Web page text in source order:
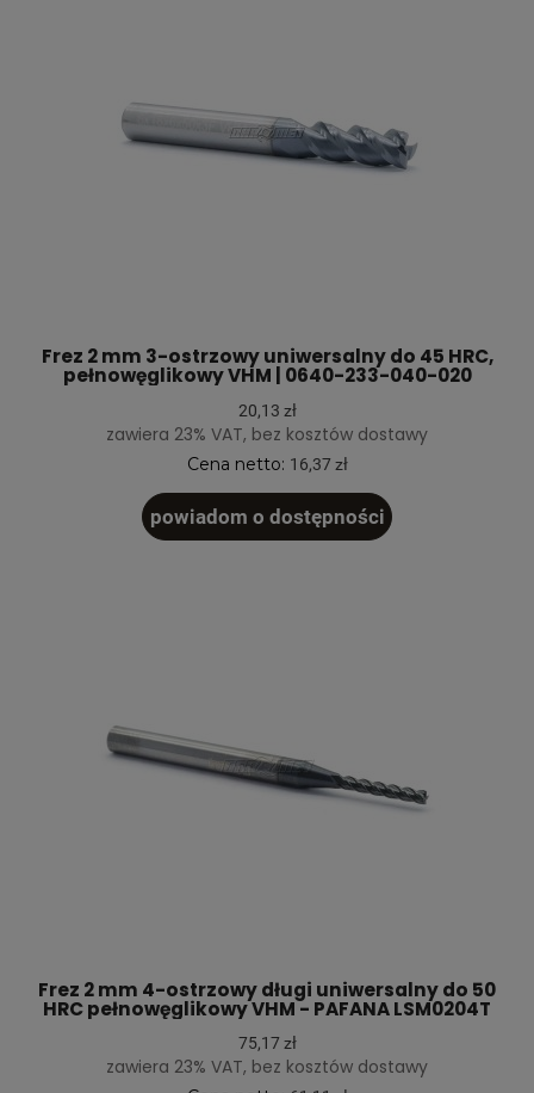
Frez 2 mm 3-ostrzowy uniwersalny do 45 HRC,
pełnowęglikowy VHM | 0640-233-040-020
20,13 zł
zawiera 23% VAT, bez kosztów dostawy
Cena netto: 16,37 zł
powiadom o dostępności
Frez 2 mm 4-ostrzowy długi uniwersalny do 50
HRC pełnowęglikowy VHM - PAFANA LSM0204T
75,17 zł
zawiera 23% VAT, bez kosztów dostawy